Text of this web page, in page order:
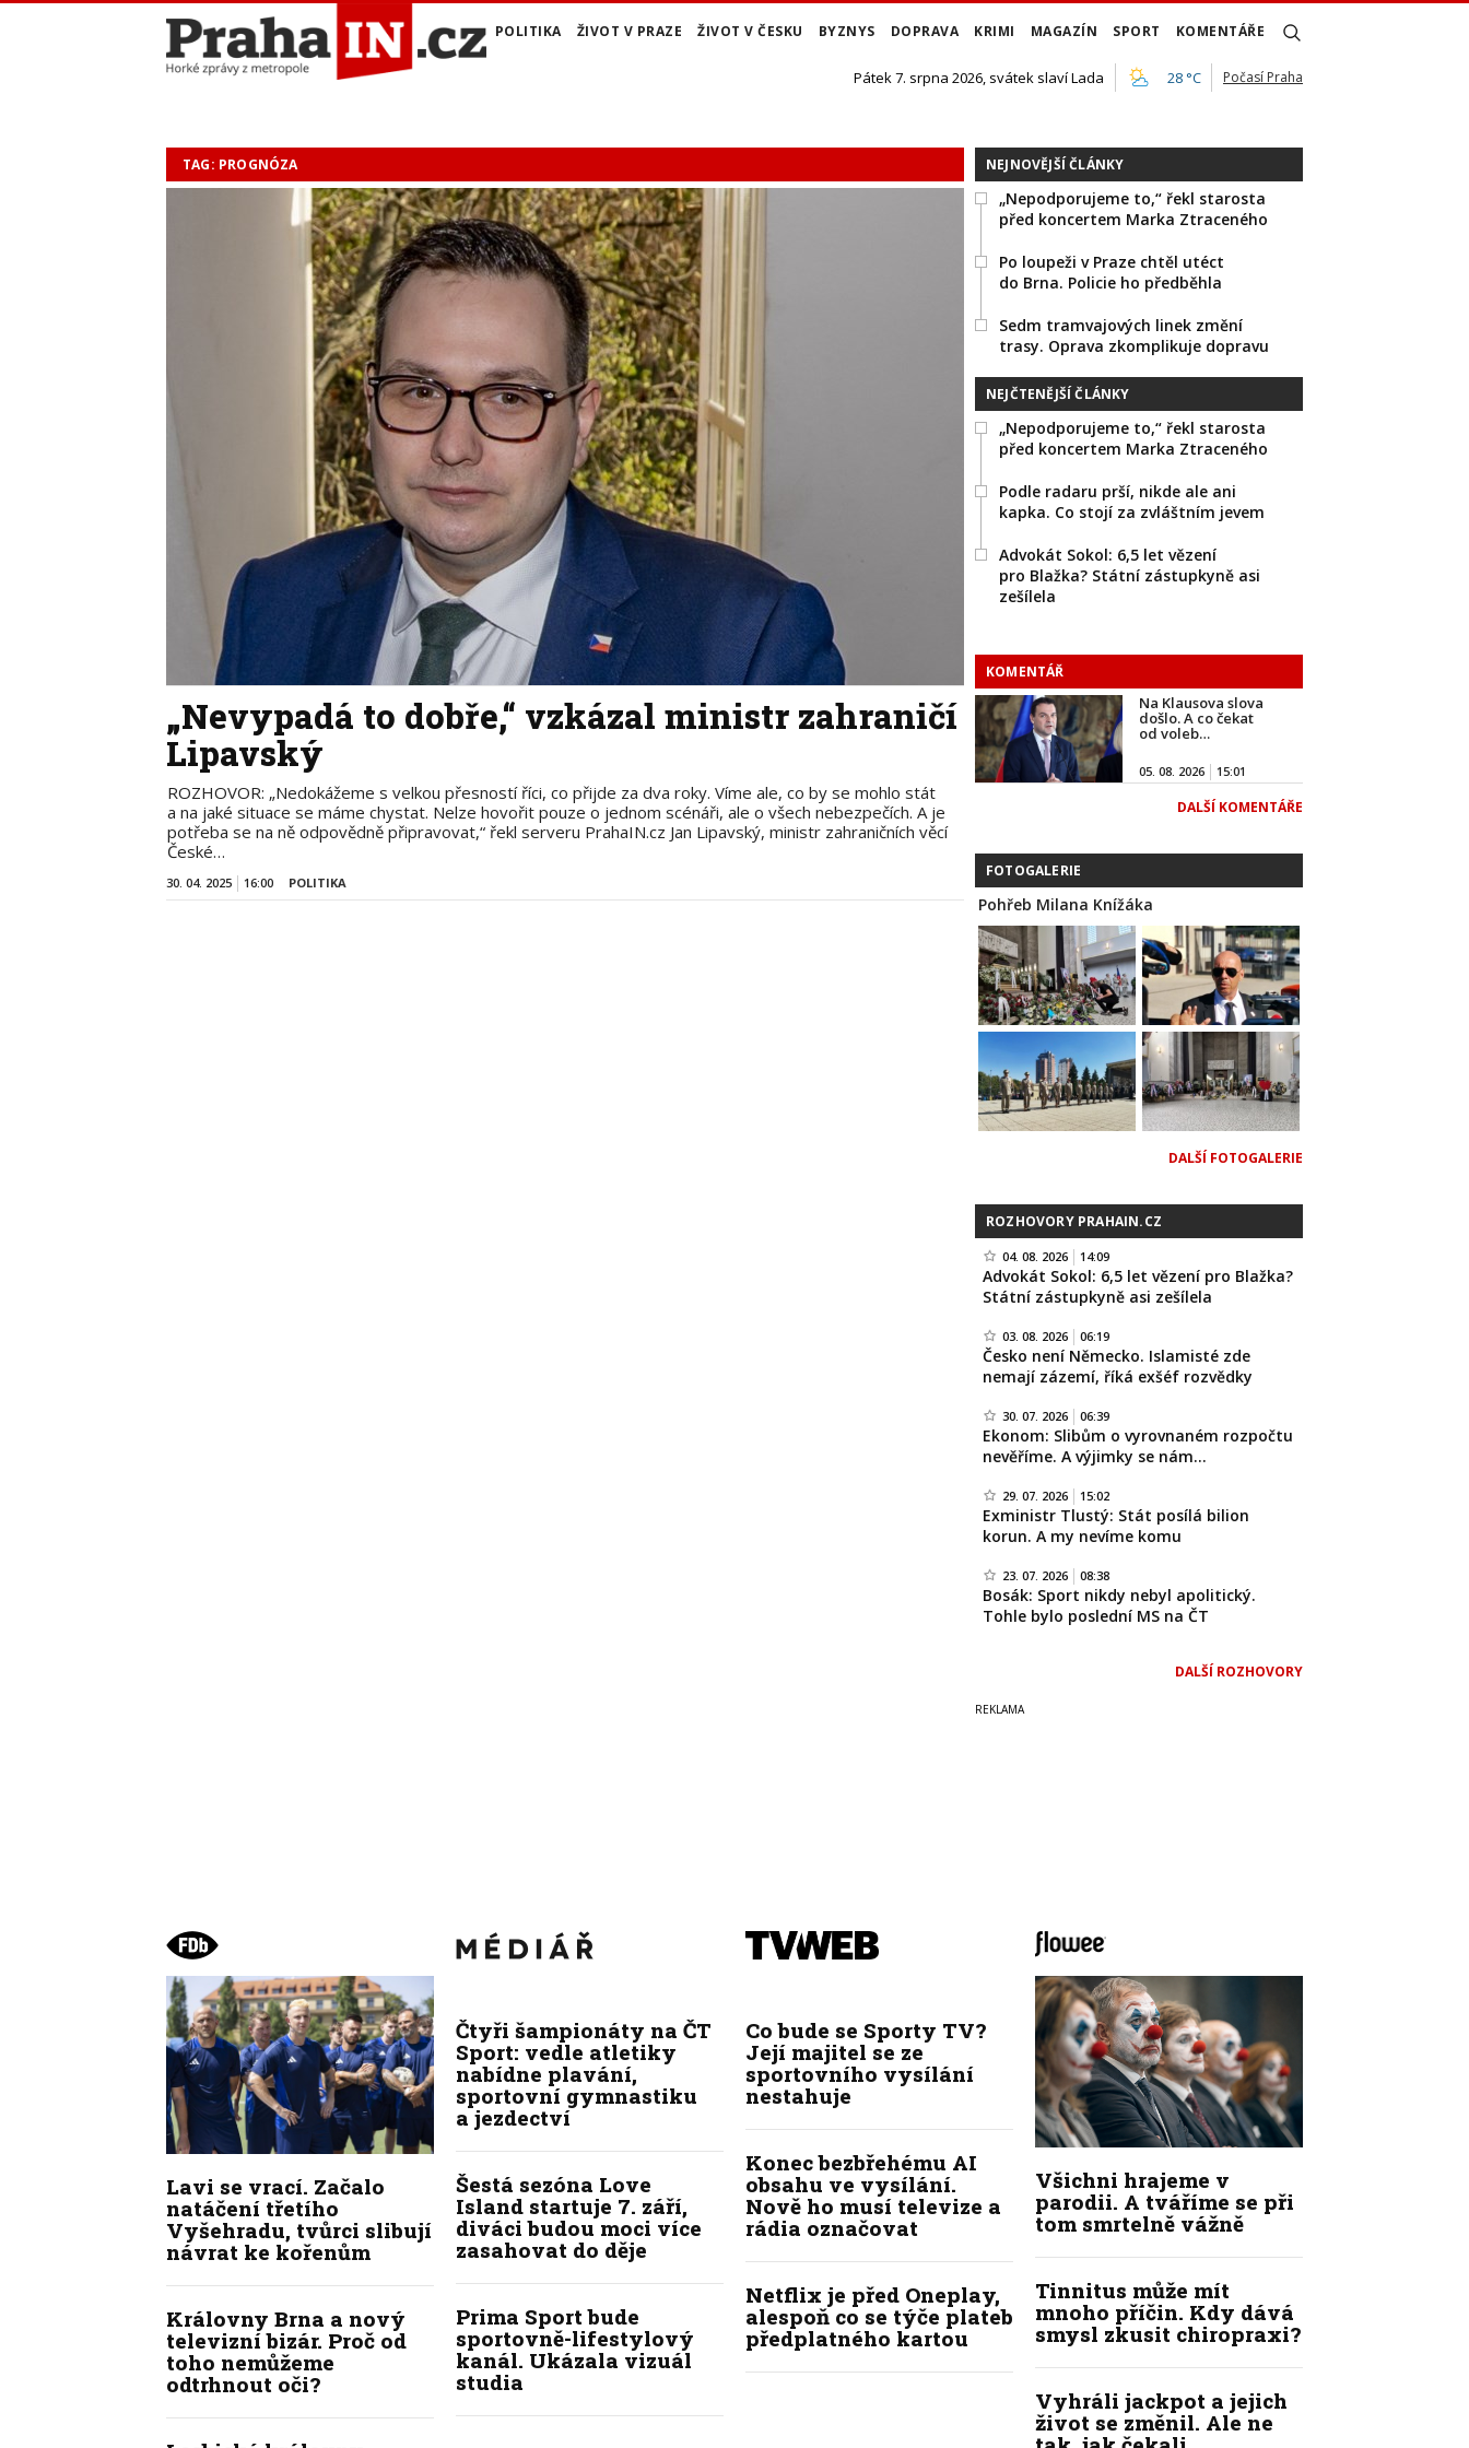
POLITIKA ŽIVOT V PRAZE ŽIVOT V ČESKU BYZNYS DOPRAVA KRIMI MAGAZÍN SPORT KOMENTÁŘE
Pátek 7. srpna 2026, svátek slaví Lada 28 °C Počasí Praha
TAG: PROGNÓZA
„Nevypadá to dobře,“ vzkázal ministr zahraničí
Lipavský
ROZHOVOR: „Nedokážeme s velkou přesností říci, co přijde za dva roky. Víme ale, co by se mohlo stát
a na jaké situace se máme chystat. Nelze hovořit pouze o jednom scénáři, ale o všech nebezpečích. A je
potřeba se na ně odpovědně připravovat,“ řekl serveru PrahaIN.cz Jan Lipavský, ministr zahraničních věcí
České…
30. 04. 2025 16:00 POLITIKA
NEJNOVĚJŠÍ ČLÁNKY
„Nepodporujeme to,“ řekl starosta
před koncertem Marka Ztraceného
Po loupeži v Praze chtěl utéct
do Brna. Policie ho předběhla
Sedm tramvajových linek změní
trasy. Oprava zkomplikuje dopravu
NEJČTENĚJŠÍ ČLÁNKY
„Nepodporujeme to,“ řekl starosta
před koncertem Marka Ztraceného
Podle radaru prší, nikde ale ani
kapka. Co stojí za zvláštním jevem
Advokát Sokol: 6,5 let vězení
pro Blažka? Státní zástupkyně asi
zešílela
KOMENTÁŘ
Na Klausova slova
došlo. A co čekat
od voleb…
05. 08. 2026 15:01
DALŠÍ KOMENTÁŘE
FOTOGALERIE
Pohřeb Milana Knížáka
DALŠÍ FOTOGALERIE
ROZHOVORY PRAHAIN.CZ
04. 08. 2026 14:09
Advokát Sokol: 6,5 let vězení pro Blažka?
Státní zástupkyně asi zešílela
03. 08. 2026 06:19
Česko není Německo. Islamisté zde
nemají zázemí, říká exšéf rozvědky
30. 07. 2026 06:39
Ekonom: Slibům o vyrovnaném rozpočtu
nevěříme. A výjimky se nám…
29. 07. 2026 15:02
Exministr Tlustý: Stát posílá bilion
korun. A my nevíme komu
23. 07. 2026 08:38
Bosák: Sport nikdy nebyl apolitický.
Tohle bylo poslední MS na ČT
DALŠÍ ROZHOVORY
Lavi se vrací. Začalo
natáčení třetího
Vyšehradu, tvůrci slibují
návrat ke kořenům
Královny Brna a nový
televizní bizár. Proč od
toho nemůžeme
odtrhnout oči?
Čtyři šampionáty na ČT
Sport: vedle atletiky
nabídne plavání,
sportovní gymnastiku
a jezdectví
Šestá sezóna Love
Island startuje 7. září,
diváci budou moci více
zasahovat do děje
Prima Sport bude
sportovně-lifestylový
kanál. Ukázala vizuál
studia
Co bude se Sporty TV?
Její majitel se ze
sportovního vysílání
nestahuje
Konec bezbřehému AI
obsahu ve vysílání.
Nově ho musí televize a
rádia označovat
Netflix je před Oneplay,
alespoň co se týče plateb
předplatného kartou
Všichni hrajeme v
parodii. A tváříme se při
tom smrtelně vážně
Tinnitus může mít
mnoho příčin. Kdy dává
smysl zkusit chiropraxi?
Vyhráli jackpot a jejich
život se změnil. Ale ne